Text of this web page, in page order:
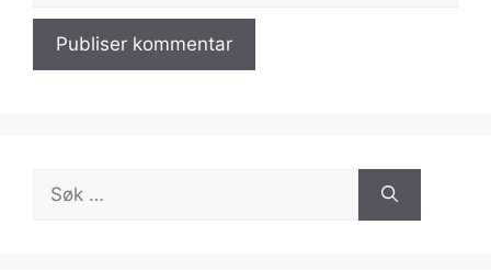
etter: